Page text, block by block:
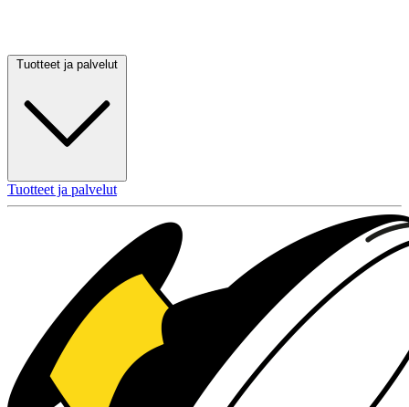
Tuotteet ja palvelut
Tuotteet ja palvelut